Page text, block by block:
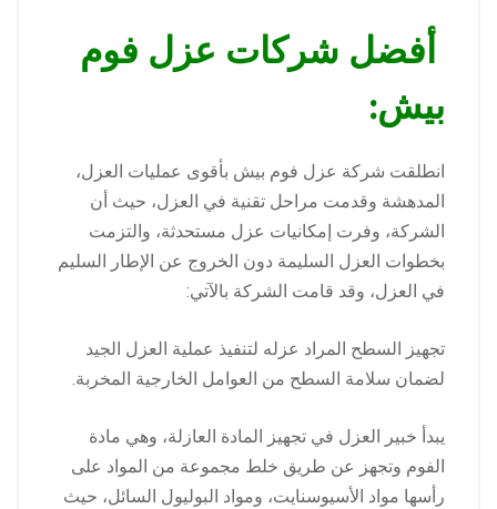
أفضل شركات عزل فوم
بيش:
انطلقت شركة عزل فوم بيش بأقوى عمليات العزل،
المدهشة وقدمت مراحل تقنية في العزل، حيث أن
الشركة، وفرت إمكانيات عزل مستحدثة، والتزمت
بخطوات العزل السليمة دون الخروج عن الإطار السليم
في العزل، وقد قامت الشركة بالآتي:
تجهيز السطح المراد عزله لتنفيذ عملية العزل الجيد
لضمان سلامة السطح من العوامل الخارجية المخربة.
يبدأ خبير العزل في تجهيز المادة العازلة، وهي مادة
الفوم وتجهز عن طريق خلط مجموعة من المواد على
رأسها مواد الأسيوسنايت، ومواد البوليول السائل، حيث